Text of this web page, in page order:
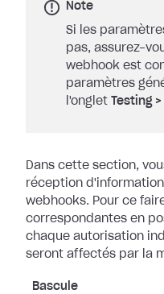
Note
Si les
pas, assurez-
webhook est
paramètres
l'onglet
Testing >
Dans cette section,
réception
webhooks. Pour ce
correspondantes en
chaque autorisation
seront affectés par la
Bascule